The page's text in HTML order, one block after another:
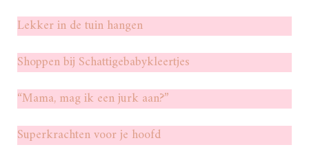
Lekker in de tuin hangen
Shoppen bij Schattigebabykleertjes
“Mama, mag ik een jurk aan?”
Superkrachten voor je hoofd